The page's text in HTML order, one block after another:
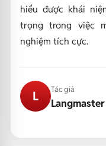
hiểu được khái
trọng trong việc
nghiệm tích cực.
L Tác giả
Langmaster